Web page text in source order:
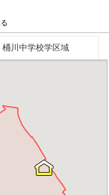
桶川中学校学区域